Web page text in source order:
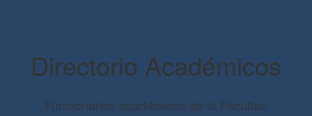
Directorio Académicos
Funcionarios académicos de la Facultad